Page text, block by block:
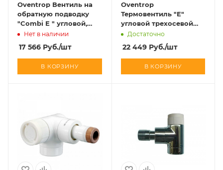
Oventrop Вентиль на
обратную подводку
"Combi E " угловой,
белый 1/2 art 1166062
Нет в наличии
17 566 Руб./шт
В КОРЗИНУ
Oventrop
Термовентиль "E"
угловой трехосевой
левый, хром 1/2 art
Достаточно
22 449Руб./шт
В КОРЗИНУ